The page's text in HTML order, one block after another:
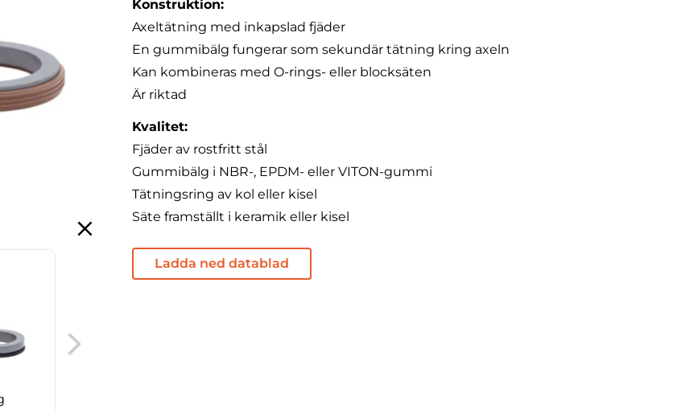
Konstruktion:
Axeltätning med inkapslad fjäder
En gummibälg fungerar som sekundär tätning kring axeln
Kan kombineras med O-rings- eller blocksäten
Är riktad
Kvalitet:
Fjäder av rostfritt stål
Gummibälg i NBR-, EPDM- eller VITON-gummi
Tätningsring av kol eller kisel
Säte framställt i keramik eller kisel
Ladda ned datablad